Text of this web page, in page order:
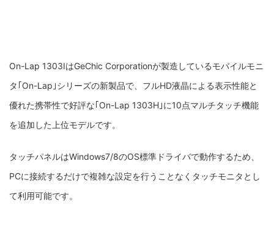
On-Lap 1303IはGeChic Corporationが製造しているモバイルモニ
タ｢On-Lap｣シリーズの新製品で、フルHD液晶による表示性能と
優れた携帯性で好評な｢On-Lap 1303H｣に10点マルチタッチ機能
を追加した上位モデルです。
タッチパネルはWindows7/8のOS標準ドライバで動作するため、
PCに接続するだけで複雑な設定を行うことなくタッチモニタとし
て利用可能です。